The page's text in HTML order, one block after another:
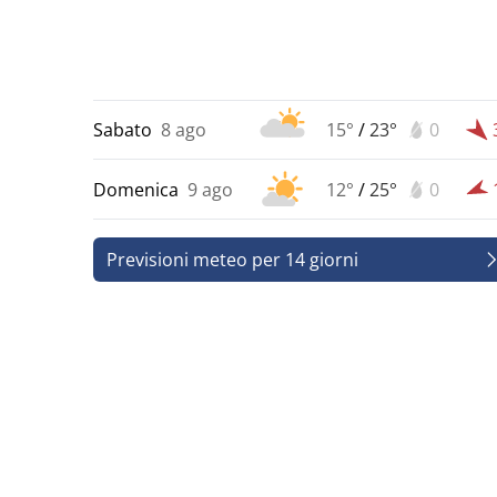
Sabato 8 ago 15° /23° 0
Domenica 9 ago 12° /25° 0
Previsioni meteo per 14 giorni